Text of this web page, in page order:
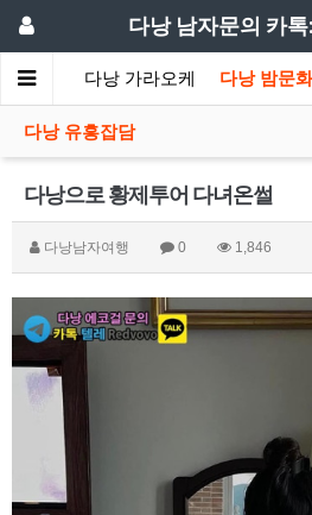
다낭 남자문의 카
코걸 다낭 가라오케 다낭 밤문화
다낭 유흥잡담
다낭으로 황제투어 다녀온썰
다낭남자여행 0 1,846